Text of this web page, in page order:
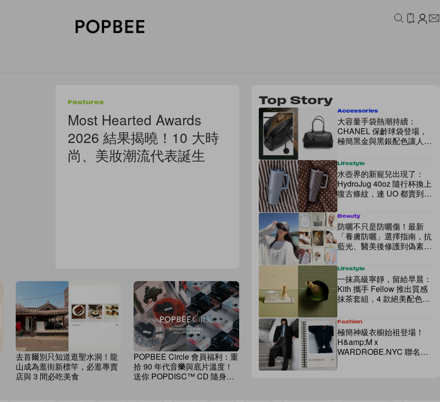
Features
Most Hearted Awards
2026 結果揭曉！10 大時
尚、美妝潮流代表誕生
去首爾別只知道逛聖水洞！龍
山成為逛街新標竿，必逛專賣
店與 3 間必吃美食
POPBEE Circle 會員福利：重
拾 90 年代音樂與底片溫度！
送你 POPDISC™ CD 隨身聽
Top Story
Accessories
大容量手袋熱潮持續：
CHANEL 保齡球袋登場，
極簡黑金與黑銀配色讓人一
Lifestyle
水壺界的新寵兒出現了：
HydroJug 40oz 隨行杯換上
復古條紋，連 UO 都賣到全
網缺貨！
Beauty
防曬不只是防曬傷！最新
「養膚防曬」選擇指南，抗
藍光、醫美後修護到偽素顏
Lifestyle
一抹高級寧靜，留給早晨：
Kith 攜手 Fellow 推出質感
抹茶套組，4 款絕美配色登
Fashion
極簡神級衣櫥始祖登場！
H&amp;M x
WARDROBE.NYC 聯名，
不用高昂預算也能擁有高級
剪裁